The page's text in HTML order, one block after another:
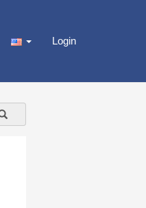
Login